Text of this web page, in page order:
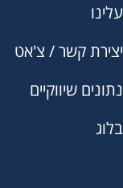
עלינו
יצירת קשר / צ'אט
נתונים שיווקיים
בלוג